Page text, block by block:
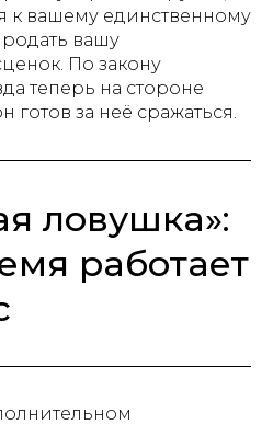
к вашему единственному
вашу
По закону
теперь на стороне
готов за неё сражаться.
ловушка»:
работает